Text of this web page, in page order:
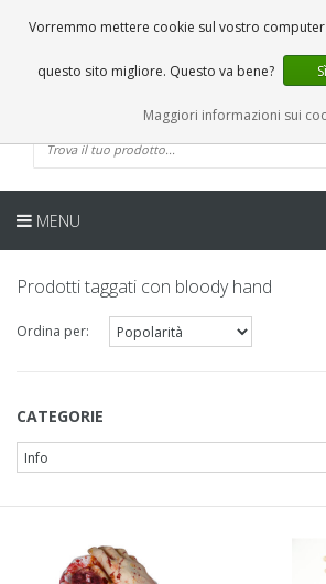
IT
MENU
Prodotti taggati con bloody hand
Ordina per:
CATEGORIE
Vorremmo mettere cookie sul vostro
questo sito migliore. Questo va bene? Sì
Maggiori informazioni sui